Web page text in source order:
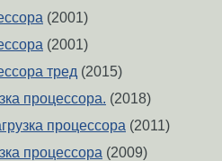
(2001)
(2001)
тред (2015)
процессора. (2018)
процессора (2011)
процессора (2009)